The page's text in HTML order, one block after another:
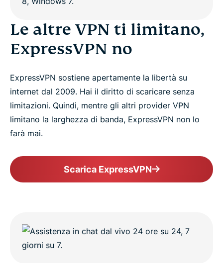
Le altre VPN ti limitano,
ExpressVPN no
ExpressVPN sostiene apertamente la libertà su
internet dal 2009. Hai il diritto di scaricare senza
limitazioni. Quindi, mentre gli altri provider VPN
limitano la larghezza di banda, ExpressVPN non lo
farà mai.
Scarica ExpressVPN